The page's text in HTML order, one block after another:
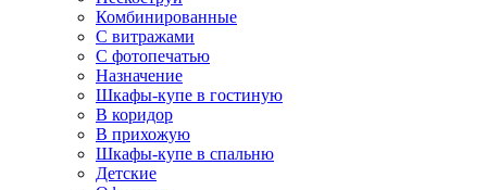
Комбинированные
С витражами
С фотопечатью
Назначение
Шкафы-купе в гостиную
В коридор
В прихожую
Шкафы-купе в спальню
Детские